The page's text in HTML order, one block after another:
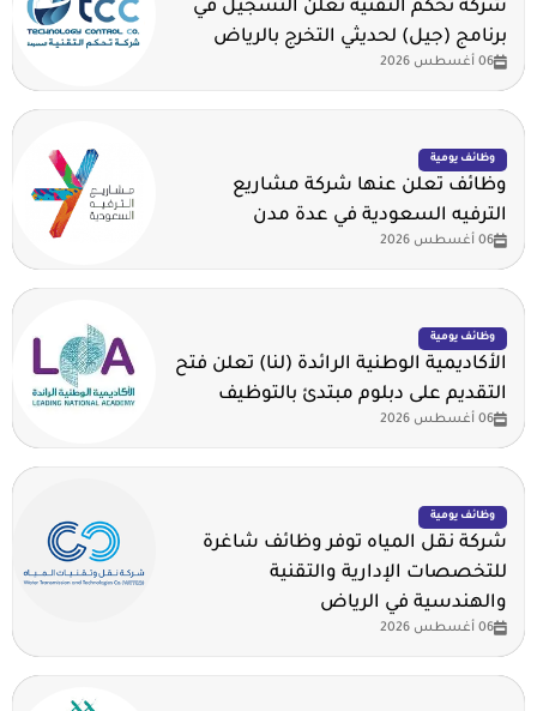
شركة تحكم التقنية تعلن التسجيل في
برنامج (جيل) لحديثي التخرج بالرياض
06 أغسطس 2026
وظائف يومية
وظائف تعلن عنها شركة مشاريع
الترفيه السعودية في عدة مدن
06 أغسطس 2026
وظائف يومية
الأكاديمية الوطنية الرائدة (لنا) تعلن فتح
التقديم على دبلوم مبتدئ بالتوظيف
06 أغسطس 2026
وظائف يومية
شركة نقل المياه توفر وظائف شاغرة
للتخصصات الإدارية والتقنية
والهندسية في الرياض
06 أغسطس 2026